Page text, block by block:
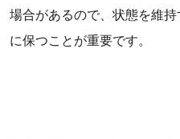
場合があるので、状態を維
に保つことが重要です。